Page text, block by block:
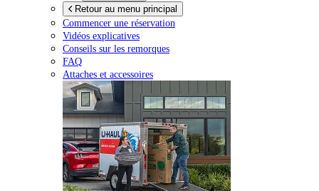
Retour au menu principal
Commencer une réservation
Vidéos explicatives
Conseils sur les remorques
FAQ
Attaches et accessoires